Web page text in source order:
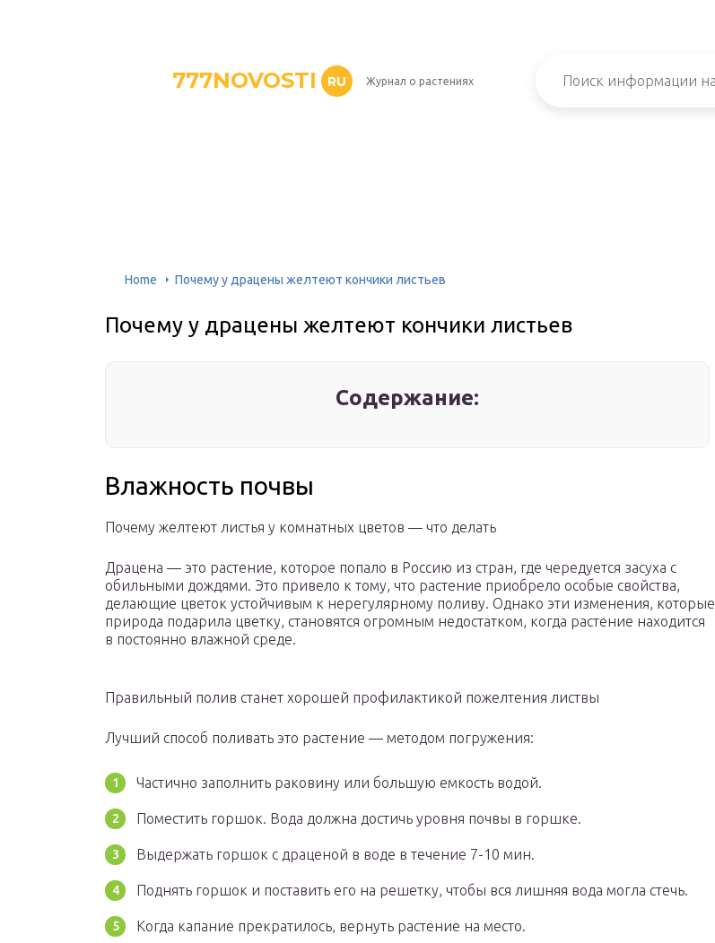
777NOVOSTI RU Журнал о растениях
Home Почему у драцены желтеют кончики листьев
Почему у драцены желтеют кончики листьев
Содержание:
Влажность почвы
Почему желтеют листья у комнатных цветов — что делать
Драцена ­— это растение, которое попало в Россию из стран, где чередуется засуха с
обильными дождями. Это привело к тому, что растение приобрело особые свойства,
делающие цветок устойчивым к нерегулярному поливу. Однако эти изменения, которые
природа подарила цветку, становятся огромным недостатком, когда растение находится
в постоянно влажной среде.
Правильный полив станет хорошей профилактикой пожелтения листвы
Лучший способ поливать это растение — методом погружения:
Частично заполнить раковину или большую емкость водой.
Поместить горшок. Вода должна достичь уровня почвы в горшке.
Выдержать горшок с драценой в воде в течение 7-10 мин.
Поднять горшок и поставить его на решетку, чтобы вся лишняя вода могла стечь.
Когда капание прекратилось, вернуть растение на место.